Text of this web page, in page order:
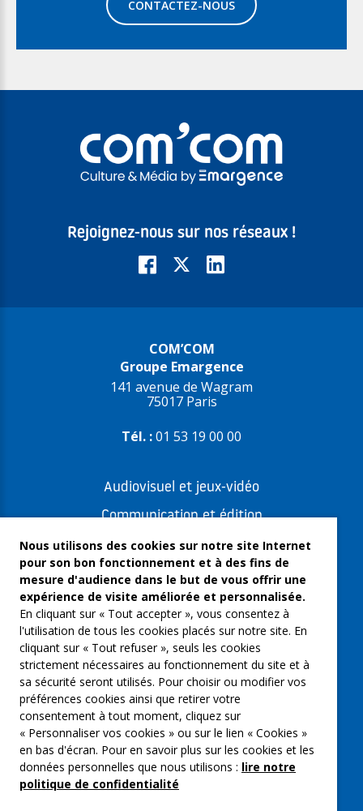
CONTACTEZ-NOUS
Rejoignez-nous sur nos réseaux !
COM’COM
Groupe Emargence
141 avenue de Wagram
75017 Paris
Tél. :01 53 19 00 00
Audiovisuel et jeux-vidéo
Communication et édition
Freelances et artistes-auteurs
Musique et spectacles
Qui sommes-nous ?
Groupe Emargence
C’moi le chef
Actualités
Contactez nous
Mentions légales
Gestion des cookies
Nous utilisons des cookies sur notre site Internet
pour son bon fonctionnement et à des fins de
mesure d'audience dans le but de vous offrir une
expérience de visite améliorée et personnalisée.
En cliquant sur « Tout accepter », vous consentez à
l'utilisation de tous les cookies placés sur notre site. En
cliquant sur « Tout refuser », seuls les cookies
strictement nécessaires au fonctionnement du site et à
sa sécurité seront utilisés. Pour choisir ou modifier vos
préférences cookies ainsi que retirer votre
consentement à tout moment, cliquez sur
« Personnaliser vos cookies » ou sur le lien « Cookies »
en bas d'écran. Pour en savoir plus sur les cookies et les
données personnelles que nous utilisons : lire notre
politique de confidentialité